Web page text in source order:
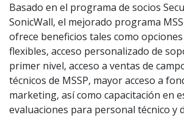
Basado en el programa de socios
SonicWall, el mejorado programa
ofrece beneficios tales como
flexibles, acceso personalizado de
primer nivel, acceso a ventas de
técnicos de MSSP, mayor acceso a
marketing, así como capacitación en
evaluaciones para personal técnico y